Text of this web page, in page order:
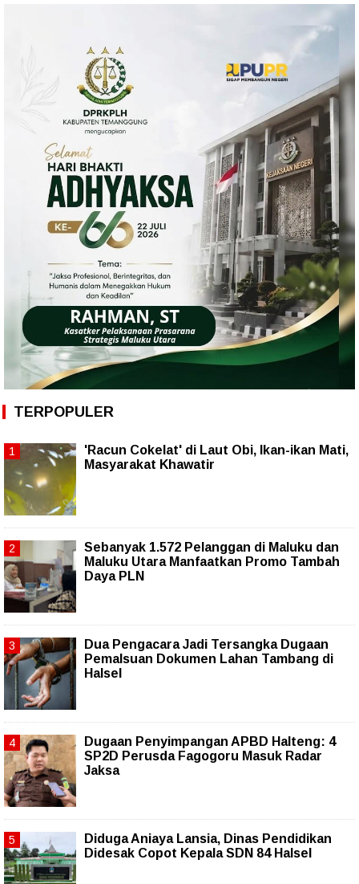
TERPOPULER
'Racun Cokelat' di Laut Obi, Ikan-ikan Mati,
Masyarakat Khawatir
Sebanyak 1.572 Pelanggan di Maluku dan
Maluku Utara Manfaatkan Promo Tambah
Daya PLN
Dua Pengacara Jadi Tersangka Dugaan
Pemalsuan Dokumen Lahan Tambang di
Halsel
Dugaan Penyimpangan APBD Halteng: 4
SP2D Perusda Fagogoru Masuk Radar
Jaksa
Diduga Aniaya Lansia, Dinas Pendidikan
Didesak Copot Kepala SDN 84 Halsel